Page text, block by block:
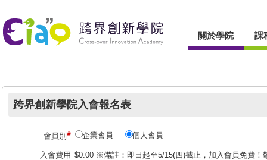
關於學院 課
跨界創新學院入會報名表
會員別* 企業會員 個人會員
入會費用 $0.00 ※備註：即日起至5/15(四)截止，加入會員免費！